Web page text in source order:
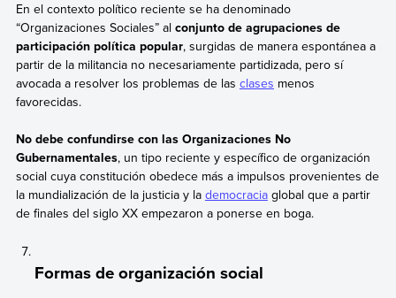
En el contexto político reciente se ha denominado
“Organizaciones Sociales” al conjunto de agrupaciones de
participación política popular, surgidas de manera espontánea a
partir de la militancia no necesariamente partidizada, pero sí
avocada a resolver los problemas de las clases menos
favorecidas.
No debe confundirse con las Organizaciones No
Gubernamentales, un tipo reciente y específico de organización
social cuya constitución obedece más a impulsos provenientes de
la mundialización de la justicia y la democraciaglobal que a partir
de finales del siglo XX empezaron a ponerse en boga.
Formas de organización social